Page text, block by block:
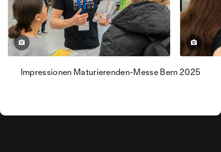
Impressionen Maturierenden-Messe Bern 2025